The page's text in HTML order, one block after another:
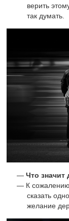
верить
так думать.
Что значит
К
сказать
желание